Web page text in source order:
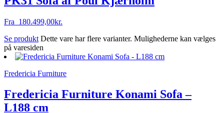
Fra 180.499,00kr.
Se produkt Dette vare har flere varianter. Mulighederne kan vælges
på varesiden
Fredericia Furniture
Fredericia Furniture Konami Sofa –
L188 cm